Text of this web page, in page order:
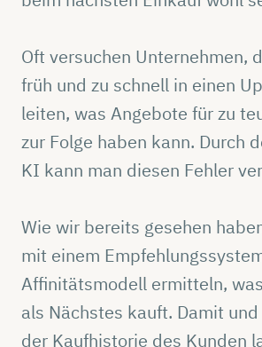
Oft versuchen Unternehmen,
früh und zu schnell in einen
leiten, was Angebote für zu
zur Folge haben kann. Durch
KI kann man diesen Fehler
Wie wir bereits gesehen
mit einem
Affinitätsmodell ermitteln,
als Nächstes kauft. Damit
der Kaufhistorie des Kunden